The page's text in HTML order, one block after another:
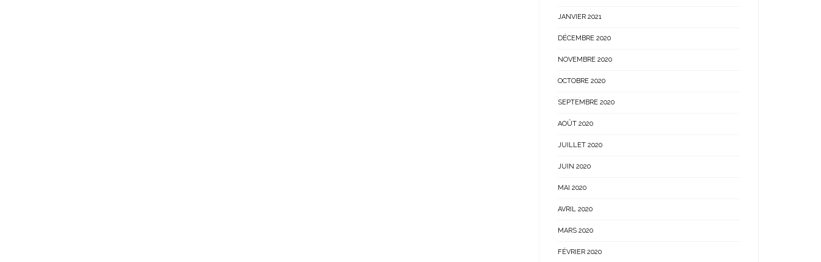
JANVIER 2021
DÉCEMBRE 2020
NOVEMBRE 2020
OCTOBRE 2020
SEPTEMBRE 2020
AOÛT 2020
JUILLET 2020
JUIN 2020
MAI 2020
AVRIL 2020
MARS 2020
FÉVRIER 2020